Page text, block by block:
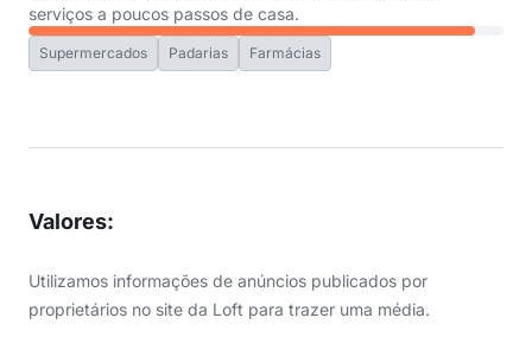
serviços a poucos passos de casa.
Supermercados Padarias Farmácias
Valores:
Utilizamos informações de anúncios publicados por
proprietários no site da Loft para trazer uma média.